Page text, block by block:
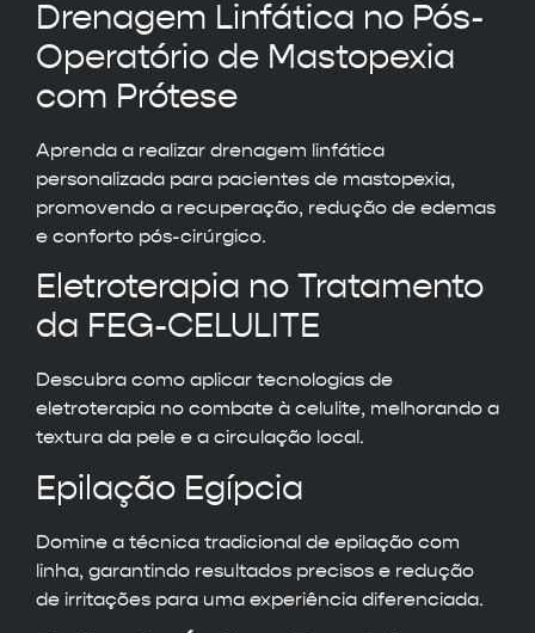
Drenagem Linfática no Pós-
Operatório de Mastopexia
com Prótese
Aprenda a realizar drenagem linfática
personalizada para pacientes de mastopexia,
promovendo a recuperação, redução de edemas
e conforto pós-cirúrgico.
Eletroterapia no Tratamento
da FEG-CELULITE
Descubra como aplicar tecnologias de
eletroterapia no combate à celulite, melhorando a
textura da pele e a circulação local.
Epilação Egípcia
Domine a técnica tradicional de epilação com
linha, garantindo resultados precisos e redução
de irritações para uma experiência diferenciada.